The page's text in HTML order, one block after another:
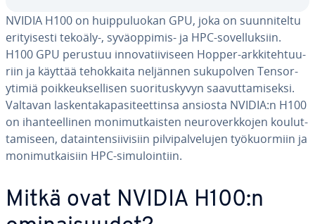
NVIDIA H100 on huip­pu­luo­kan GPU, joka on suun­ni­tel­tu
eri­tyi­ses­ti tekoäly-, sy­vä­op­pi­mis- ja HPC-so­vel­luk­siin.
H100 GPU perustuu in­no­va­tii­vi­seen Hopper-ark­ki­teh­tuu­
riin ja käyttää te­hok­kai­ta neljännen su­ku­pol­ven Tensor-
ytimiä poik­keuk­sel­li­sen suo­ri­tus­ky­vyn saa­vut­ta­mi­sek­si.
Valtavan las­ken­ta­ka­pa­si­teet­tin­sa ansiosta NVIDIA:n H100
on ihan­teel­li­nen mo­ni­mut­kais­ten neu­ro­verk­ko­jen kou­lut­
ta­mi­seen, da­tain­ten­sii­vi­siin pil­vi­pal­ve­lu­jen työ­kuor­miin ja
mo­ni­mut­kai­siin HPC-si­mu­loin­tiin.
Mitkä ovat NVIDIA H100:n